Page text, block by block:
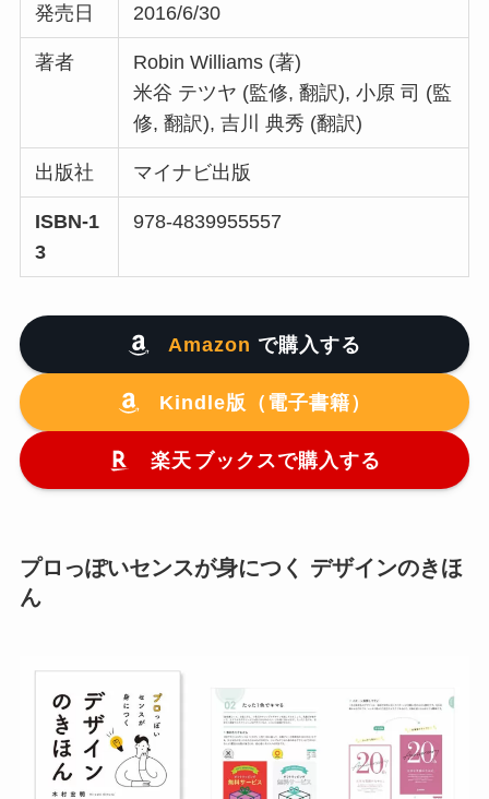
発売日 2016/6/30
著者
Robin Williams (著)
米谷 テツヤ (監修, 翻訳), 小原 司 (監
修, 翻訳), 吉川 典秀 (翻訳)
出版社 マイナビ出版
ISBN-1
3
978-4839955557
Amazon で購入する
Kindle版（電子書籍）
楽天 ブックスで購入する
プロっぽいセンスが身につく デザインのきほ
ん